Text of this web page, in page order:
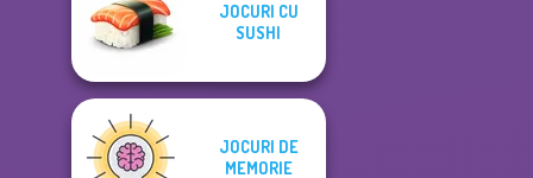
JOCURI CU
SUSHI
JOCURI DE
MEMORIE